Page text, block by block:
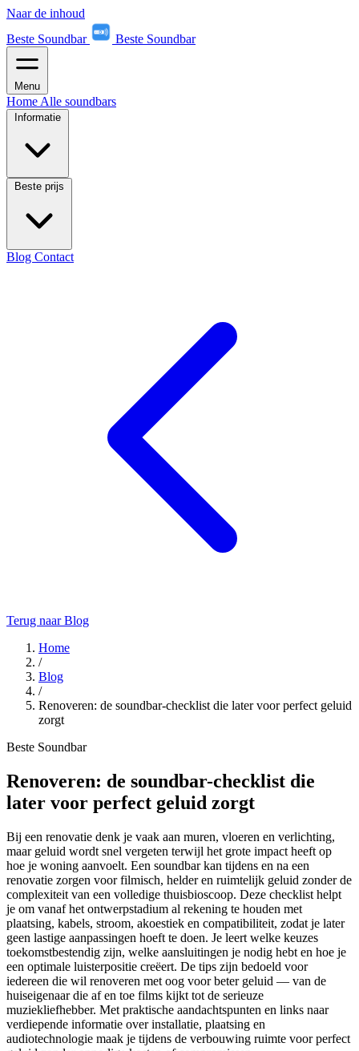
Naar de inhoud
Beste Soundbar
Beste Soundbar
Menu
Home Alle soundbars
Informatie
Beste prijs
Blog Contact
Terug naar Blog
Home
/
Blog
/
Renoveren: de soundbar-checklist die later voor perfect geluid
zorgt
Beste Soundbar
Renoveren: de soundbar-checklist die
later voor perfect geluid zorgt
Bij een renovatie denk je vaak aan muren, vloeren en verlichting,
maar geluid wordt snel vergeten terwijl het grote impact heeft op
hoe je woning aanvoelt. Een soundbar kan tijdens en na een
renovatie zorgen voor filmisch, helder en ruimtelijk geluid zonder de
complexiteit van een volledige thuisbioscoop. Deze checklist helpt
je om vanaf het ontwerpstadium al rekening te houden met
plaatsing, kabels, stroom, akoestiek en compatibiliteit, zodat je later
geen lastige aanpassingen hoeft te doen. Je leert welke keuzes
toekomstbestendig zijn, welke aansluitingen je nodig hebt en hoe je
een optimale luisterpositie creëert. De tips zijn bedoeld voor
iedereen die wil renoveren met oog voor beter geluid — van de
huiseigenaar die af en toe films kijkt tot de serieuze
muziekliefhebber. Met praktische aandachtspunten en links naar
verdiepende informatie over installatie, plaatsing en
audiotechnologie maak je tijdens de verbouwing ruimte voor perfect